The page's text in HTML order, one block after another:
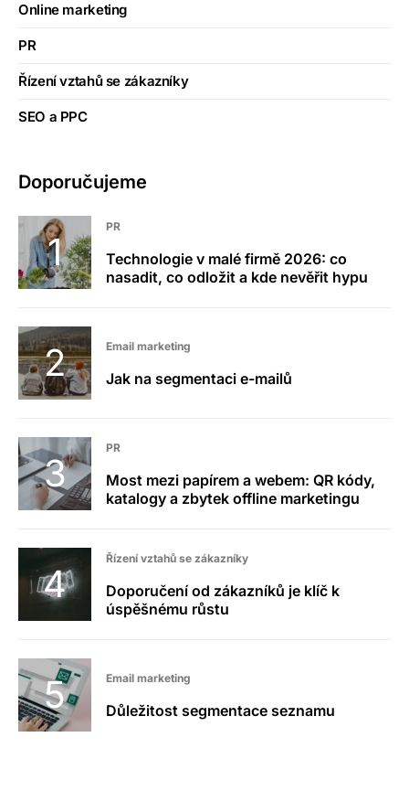
Online marketing
PR
Řízení vztahů se zákazníky
SEO a PPC
Doporučujeme
PR
Technologie v malé firmě 2026: co
nasadit, co odložit a kde nevěřit hypu
Email marketing
Jak na segmentaci e-mailů
PR
Most mezi papírem a webem: QR kódy,
katalogy a zbytek offline marketingu
Řízení vztahů se zákazníky
Doporučení od zákazníků je klíč k
úspěšnému růstu
Email marketing
Důležitost segmentace seznamu